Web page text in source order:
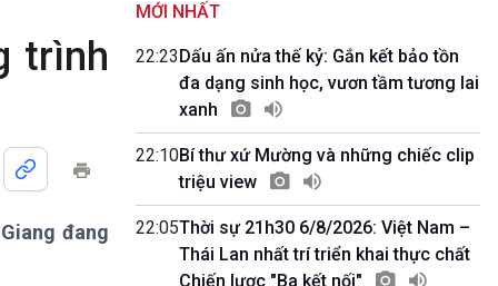
Trước giờ mở cửa
Dòng chảy Kinh tế
Tuyên chiến với gian lận
thương mại
Mùa vàng
Biển đảo Việt Nam
Tâm tình biên giới và hải
Tìm hiểu biển, đảo Việt
Nam
Podcast
Góc nhìn VOV1
Bình luận
trình
đang
MỚI NHẤT
22:23Dấu ấn nửa thế kỷ: Gắn kết bảo tồn
đa dạng sinh học, vươn tầm tương lai
xanh
22:10Bí thư xứ Mường và những chiếc clip
triệu view
22:05Thời sự 21h30 6/8/2026: Việt Nam –
Thái Lan nhất trí triển khai thực chất
Chiến lược "Ba kết nối"